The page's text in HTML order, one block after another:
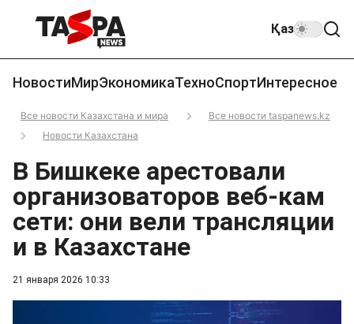
Қаз
НовостиМирЭкономикаТехноСпортИнтересное
Все новости Казахстана и мира
Все новости taspanews.kz
Новости Казахстана
21 января 2026 10:33
В Бишкеке арестовали
организоваторов веб-кам
сети: они вели трансляции
и в Казахстане